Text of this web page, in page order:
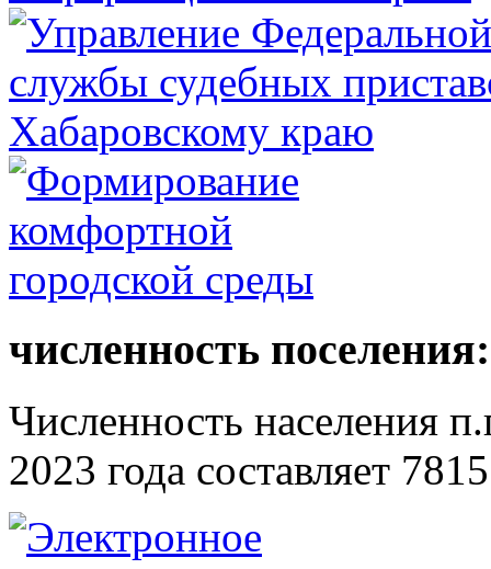
численность поселения:
Численность населения
2023 года составляет